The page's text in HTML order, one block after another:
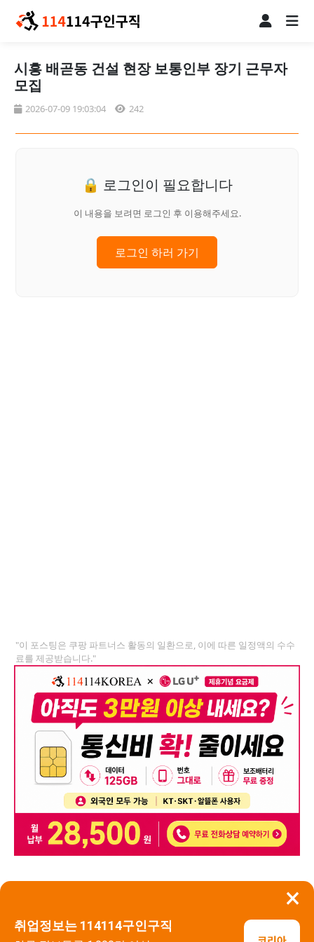
×
취업정보는 114114구인구직
시흥 배곧동 건설 현장 보통인부 장기 근무자
모집
2026-07-09 19:03:04 242
🔒 로그인이 필요합니다
이 내용을 보려면 로그인 후 이용해주세요.
로그인 하러 가기
"이 포스팅은 쿠팡 파트너스 활동의 일환으로, 이에 따른 일정액의 수수
료를 제공받습니다."